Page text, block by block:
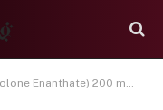
200 mg de Evo Genetics